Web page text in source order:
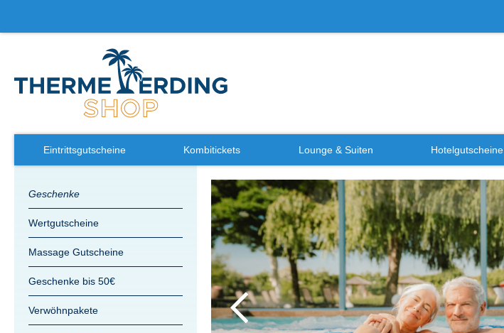
Eintrittsgutscheine Kombitickets Lounge & Suiten Hotelgutscheine
Zum
Ende
der
Bildergalerie
springen
Geschenke
Wertgutscheine
Massage Gutscheine
Geschenke bis 50€
Verwöhnpakete